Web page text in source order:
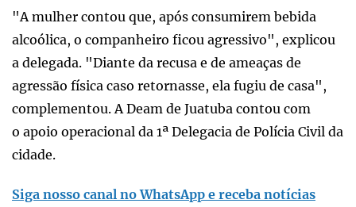
"A mulher contou que, após consumirem bebida
alcoólica, o companheiro ficou agressivo", explicou
a delegada. "Diante da recusa e de ameaças de
agressão física caso retornasse, ela fugiu de casa",
complementou. A Deam de Juatuba contou com
o apoio operacional da 1ª Delegacia de Polícia Civil da
cidade.
Siga nosso canal no WhatsApp e receba notícias